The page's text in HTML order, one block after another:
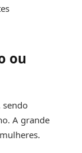
ou
sendo
A grande